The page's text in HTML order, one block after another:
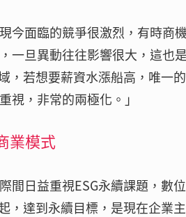
今面臨的競爭很激烈，有時商
一旦異動往往影響很大，這也
，若想要薪資水漲船高，唯一
視，非常的兩極化。」
業模式
間日益重視ESG永續課題，數
，達到永續目標，是現在企業